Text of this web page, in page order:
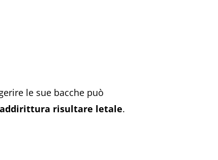
le sue bacche può
risultare letale.